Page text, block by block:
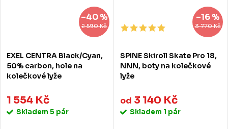
2 590 Kč
–40 %
EXEL CENTRA Black/Cyan,
50% carbon, hole na
kolečkové lyže
1 554 Kč
Skladem 5 pár
3 770 Kč
–16 %
SPINE Skiroll Skate Pro 18,
NNN, boty na kolečkové
lyže
od 3 140 Kč
Skladem 1 pár